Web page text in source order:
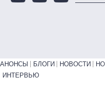
Primary links bottom
АНОНСЫ БЛОГИ НОВОСТИ
ИНТЕРВЬЮ